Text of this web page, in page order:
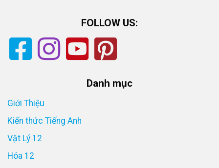
FOLLOW US:
Danh mục
Giới Thiệu
Kiến thức Tiếng Anh
Vật Lý 12
Hóa 12